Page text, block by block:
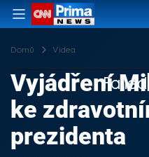
Domů Videa
Vyjádření
ke
prezidenta